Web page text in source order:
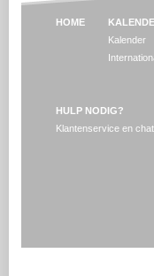
HOME
Kalender
HULP NODIG?
Klantenservice en chat